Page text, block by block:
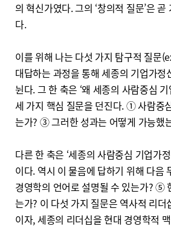
의 혁신가였다. 그의 ‘창의적 질문’은
다.
이를 위해 나는 다섯 가지 탐구적 질
대답하는 과정을 통해 세종의 기업가
뉜다. 그 한 축은 ‘왜 세종의 사람중심
세 가지 핵심 질문을 던진다. ① 사람중
는가? ③ 그러한 성과는 어떻게 가능했
다른 한 축은 ‘세종의 사람중심 기업가
이다. 역시 이 물음에 답하기 위해 다
경영학의 언어로 설명될 수 있는가? ⑤
는가? 이 다섯 가지 질문은 역사적 리
이자, 세종의 리더십을 현대 경영학적